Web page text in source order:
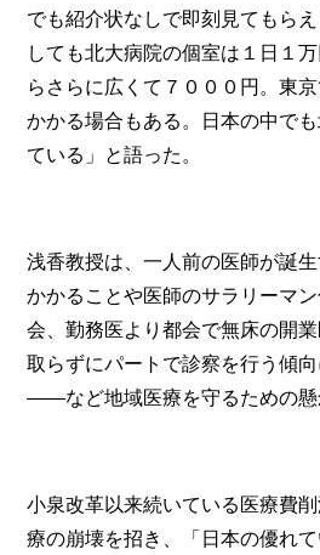
でも紹介状なしで即刻見てもら
しても北大病院の個室は１日１
らさらに広くて７０００円。東
かかる場合もある。日本の中で
ている」と語った。
浅香教授は、一人前の医師が誕
かかることや医師のサラリーマ
会、勤務医より都会で無床の開
取らずにパートで診察を行う傾
――など地域医療を守るための懸
小泉改革以来続いている医療費
療の崩壊を招き、「日本の優れ